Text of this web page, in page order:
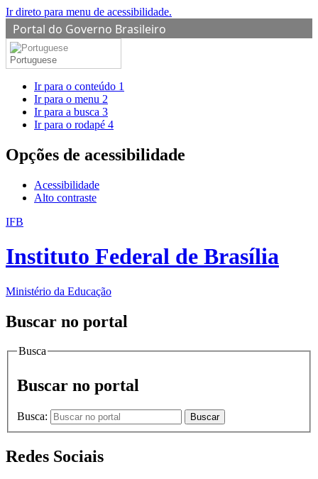
Ir direto para menu de acessibilidade.
Portal do Governo Brasileiro
Portuguese
Ir para o conteúdo 1
Ir para o menu 2
Ir para a busca 3
Ir para o rodapé 4
Opções de acessibilidade
Acessibilidade
Alto contraste
IFB
Instituto Federal de Brasília
Ministério da Educação
Buscar no portal
Busca
Buscar no portal
Busca: Buscar
Redes Sociais